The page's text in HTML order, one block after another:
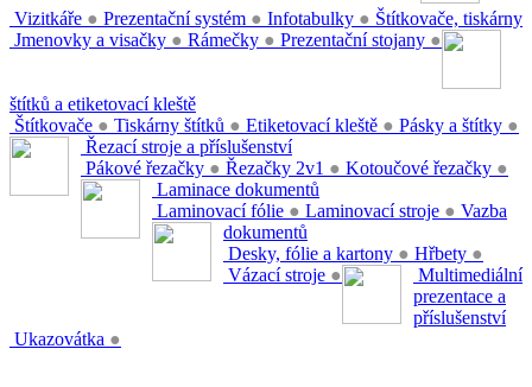
Vizitkáře ● Prezentační systém ● Infotabulky ●
Jmenovky a visačky ● Rámečky ● Prezentační stojany ●
Štítkovače, tiskárny
štítků a etiketovací kleště
Štítkovače ● Tiskárny štítků ● Etiketovací kleště ● Pásky a štítky ●
Řezací stroje a příslušenství
Pákové řezačky ● Řezačky 2v1 ● Kotoučové řezačky ●
Laminace dokumentů
Laminovací fólie ● Laminovací stroje ● Vazba
dokumentů
Desky, fólie a kartony ● Hřbety ●
Vázací stroje ●
Multimediální
prezentace a
příslušenství
Ukazovátka ●